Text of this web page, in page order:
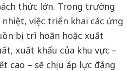
thức lớn. Trong trường
việc triển khai các ứng
bị trì hoãn hoặc xuất
xuất khẩu của khu vực –
cao – sẽ chịu áp lực đáng